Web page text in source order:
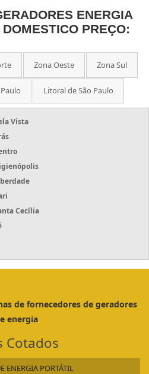
ENERGIA
PREÇO:
Zona Oeste Zona Sul
Litoral de São Paulo
Vista
Cecília
de fornecedores de geradores
energia
Cotados
ENERGIA PORTÁTIL